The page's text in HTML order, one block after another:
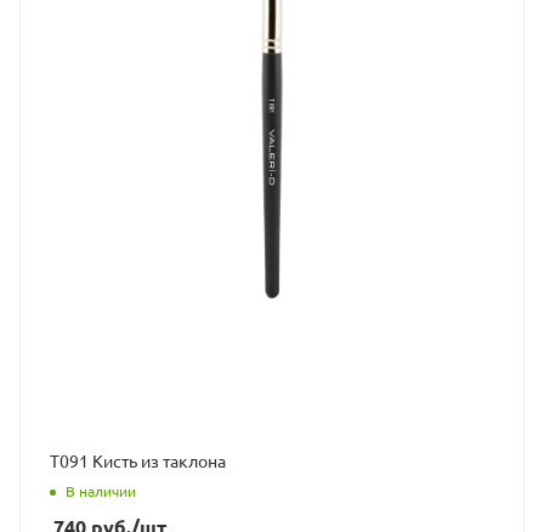
Т091 Кисть из таклона
В наличии
740 руб./шт